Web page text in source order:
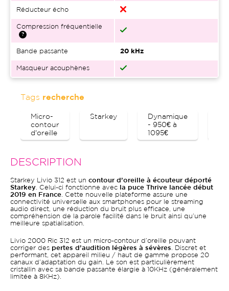
Réducteur écho
Compression fréquentielle
Bande passante 20 kHz
Masqueur acouphènes
Tags recherche
Micro-
contour
d'oreille
Starkey
Dynamique
- 950€ à
1095€
DESCRIPTION
Starkey Livio 312 est un contour d’oreille à écouteur déporté
Starkey . Celui-ci fonctionne avec
la puce Thrive lancée début
2019 en France . Cette nouvelle plateforme assure une
connectivité universelle aux smartphones pour le streaming
audio direct, une réduction du bruit plus efficace, une
compréhension de la parole facilité dans le bruit ainsi qu’une
meilleure spatialisation.
Livio 2000 Ric 312 est un micro-contour d’oreille pouvant
corriger des pertes d’audition légères à sévères . Discret et
performant, cet appareil milieu / haut de gamme propose 20
canaux d’adaptation du gain. Le son est particulièrement
cristallin avec sa bande passante élargie à 10KHz (généralement
limitée à 8KHz).